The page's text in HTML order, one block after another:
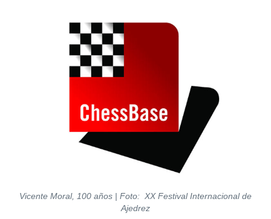
Vicente Moral, 100 años | Foto: XX Festival Internacional de
Ajedrez